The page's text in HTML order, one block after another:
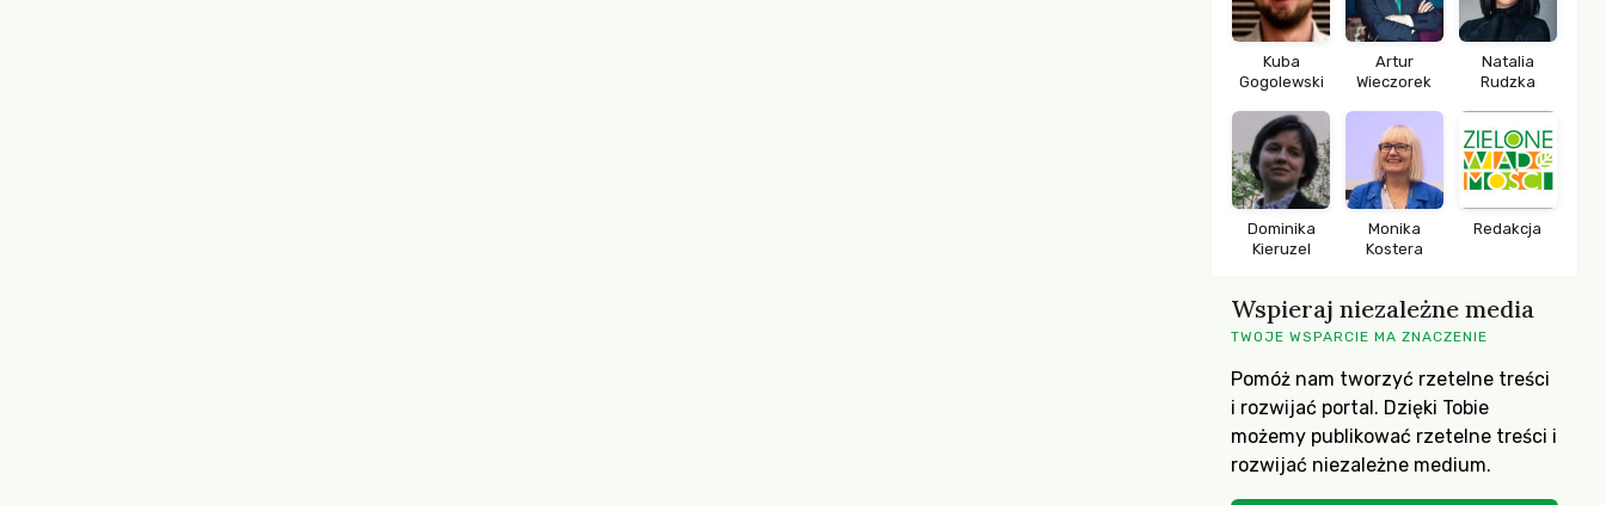
Kuba
Gogolewski
Artur
Wieczorek
Natalia
Rudzka
Dominika
Kieruzel
Monika
Kostera
Redakcja
Wspieraj niezależne media
TWOJE WSPARCIE MA ZNACZENIE
Pomóż nam tworzyć rzetelne treści
i rozwijać portal. Dzięki Tobie
możemy publikować rzetelne treści i
rozwijać niezależne medium.